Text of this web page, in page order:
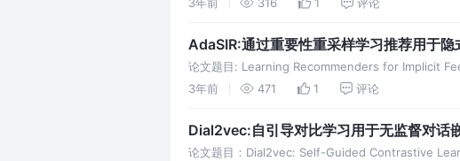
AdaSIR:通过重要性重采样学习推荐用于隐
论文题目: Learning Recommenders for Implicit
3年前
471 1 评论
Dial2vec:自引导对比学习用于无监督对话
论文题目：Dial2vec: Self-Guided Contrastive